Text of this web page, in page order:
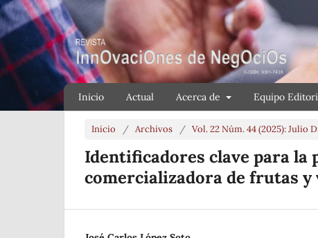
Inicio Actual Acerca de Equipo
Inicio / Archivos / Vol. 22 Núm. 44 (2025): Julio
Identificadores clave para la
comercializadora de frutas y